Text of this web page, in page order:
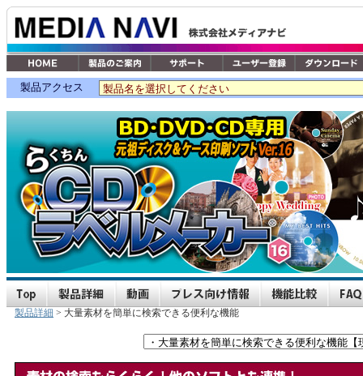
製品アクセス
製品詳細 > 大量素材を簡単に検索できる便利な機能